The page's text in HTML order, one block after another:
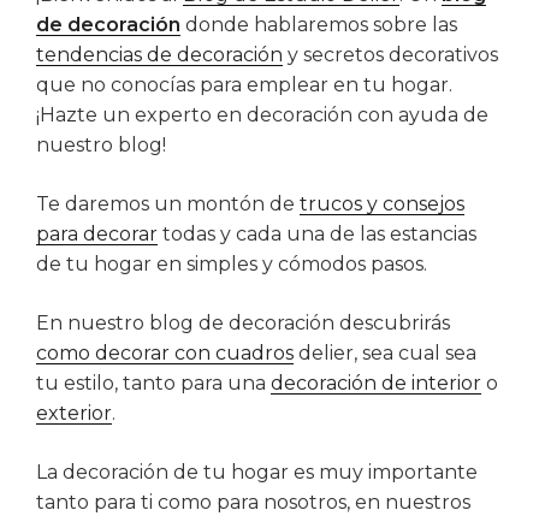
de decoración donde hablaremos sobre las
tendencias de decoración y secretos decorativos
que no conocías para emplear en tu hogar.
¡Hazte un experto en decoración con ayuda de
nuestro blog!
Te daremos un montón de trucos y consejos
para decorar todas y cada una de las estancias
de tu hogar en simples y cómodos pasos.
En nuestro blog de decoración descubrirás
como decorar con cuadros delier, sea cual sea
tu estilo, tanto para una decoración de interior o
exterior.
La decoración de tu hogar es muy importante
tanto para ti como para nosotros, en nuestros